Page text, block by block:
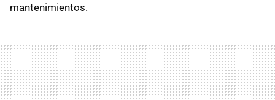
mantenimientos.